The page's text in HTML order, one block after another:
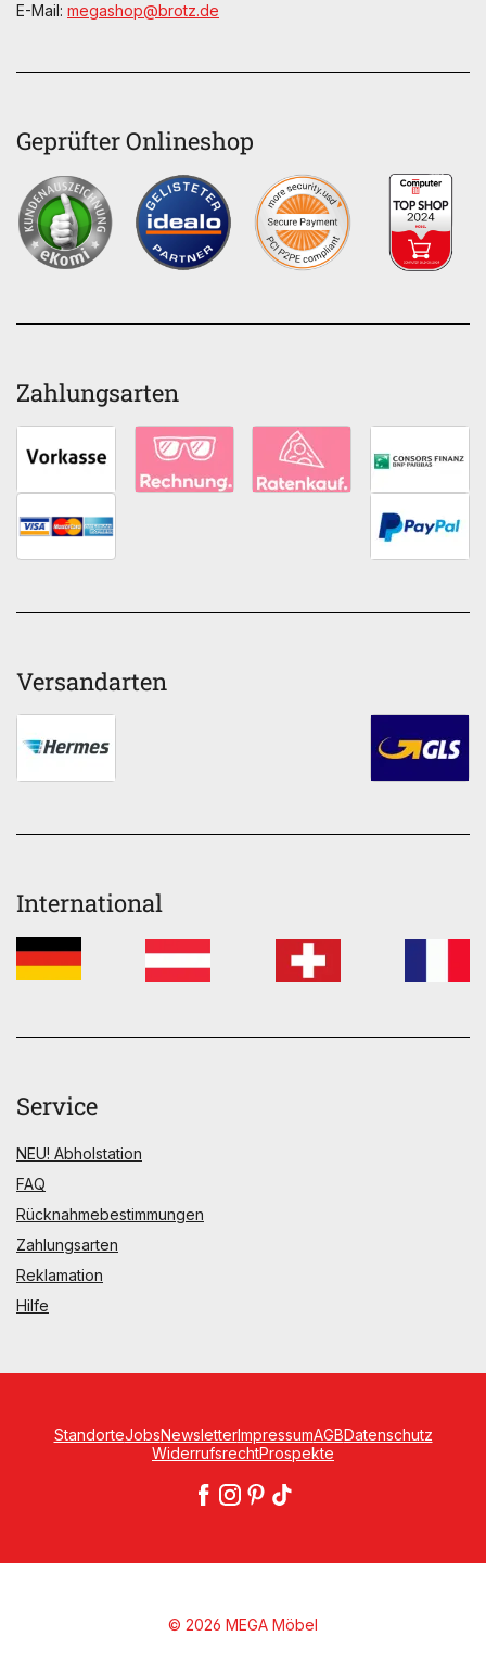
E-Mail: megashop@brotz.de
Geprüfter Onlineshop
Zahlungsarten
Versandarten
International
Service
NEU! Abholstation
FAQ
Rücknahmebestimmungen
Zahlungsarten
Reklamation
Hilfe
StandorteJobsNewsletterImpressumAGBDatenschutz
WiderrufsrechtProspekte
© 2026 MEGA Möbel